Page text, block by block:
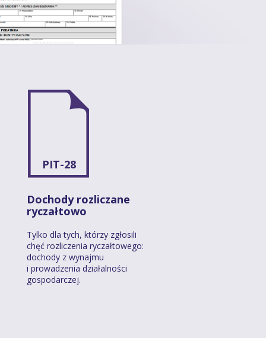
PIT-28
Dochody rozliczane
ryczałtowo
Tylko dla tych, którzy zgłosili
chęć rozliczenia ryczałtowego:
dochody z wynajmu
i prowadzenia działalności
gospodarczej.